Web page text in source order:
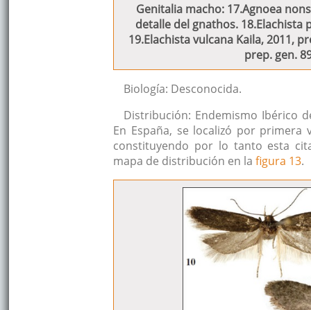
Genitalia macho: 17.Agnoea
detalle del gnathos. 18.Elachista
19.Elachista vulcana Kaila, 2011,
prep. gen.
Biología: Desconocida.
Distribución: Endemismo Ibérico
En España, se localizó por primera
constituyendo por lo tanto esta
mapa de distribución en lafigura 13.